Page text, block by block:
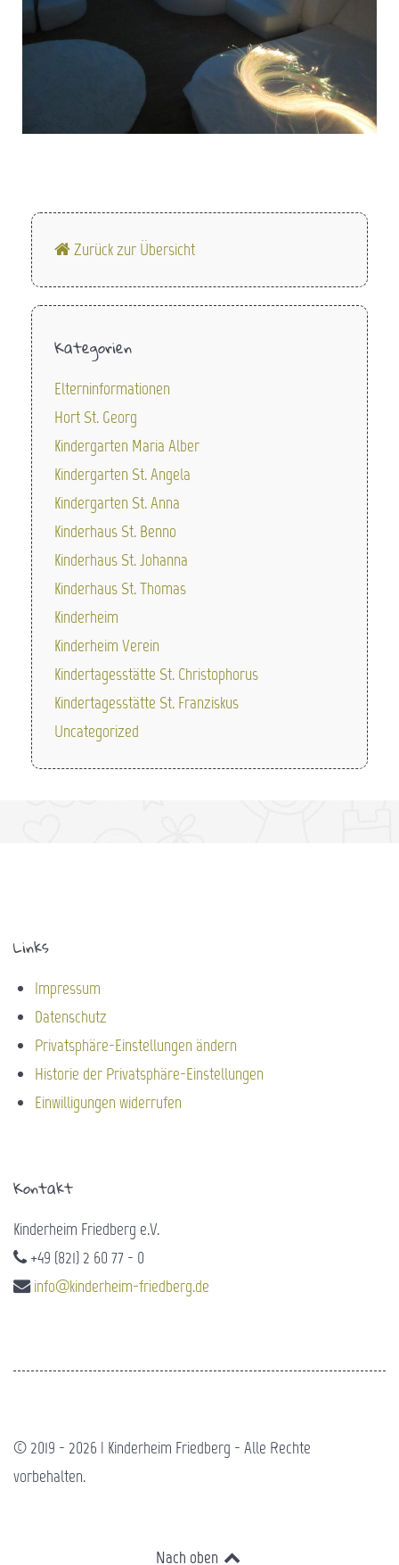
Zurück zur Übersicht
Kategorien
Elterninformationen
Hort St. Georg
Kindergarten Maria Alber
Kindergarten St. Angela
Kindergarten St. Anna
Kinderhaus St. Benno
Kinderhaus St. Johanna
Kinderhaus St. Thomas
Kinderheim
Kinderheim Verein
Kindertagesstätte St. Christophorus
Kindertagesstätte St. Franziskus
Uncategorized
Links
Impressum
Datenschutz
Privatsphäre-Einstellungen ändern
Historie der Privatsphäre-Einstellungen
Einwilligungen widerrufen
Kontakt
Kinderheim Friedberg e.V.
+49 (821) 2 60 77 - 0
info@kinderheim-friedberg.de
© 2019 - 2026 | Kinderheim Friedberg - Alle Rechte
vorbehalten.
Nach oben